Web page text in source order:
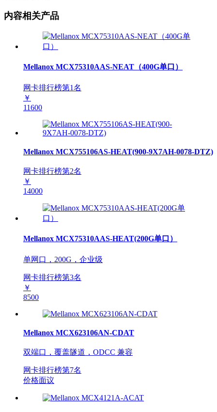
内容相关产品
Mellanox MCX75310AAS-NEAT（400G单口）
网卡排行榜第1名
￥
11600
Mellanox MCX755106AS-HEAT(900-9X7AH-0078-DTZ)
网卡排行榜第2名
￥
14000
Mellanox MCX75310AAS-HEAT(200G单口）
单网口，200G，企业级
网卡排行榜第3名
￥
8500
Mellanox MCX623106AN-CDAT
双端口，覆盖隧道，ODCC 兼容
网卡排行榜第7名
价格面议